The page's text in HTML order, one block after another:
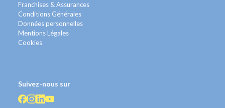
Franchises & Assurances
Conditions Générales
Données personnelles
Mentions Légales
Cookies
Suivez-nous sur